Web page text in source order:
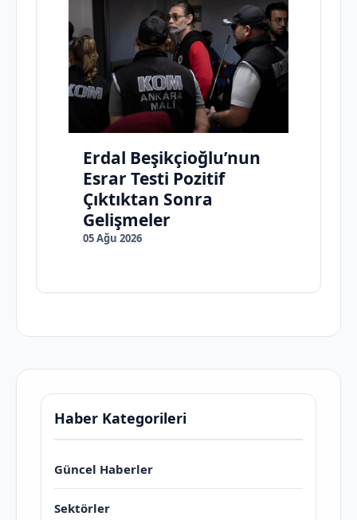
Erdal Beşikçioğlu’nun
Esrar Testi Pozitif
Çıktıktan Sonra
Gelişmeler
05 Ağu 2026
Haber Kategorileri
Güncel Haberler
Sektörler